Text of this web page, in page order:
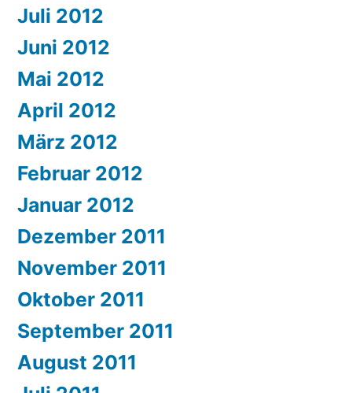
Juli 2012
Juni 2012
Mai 2012
April 2012
März 2012
Februar 2012
Januar 2012
Dezember 2011
November 2011
Oktober 2011
September 2011
August 2011